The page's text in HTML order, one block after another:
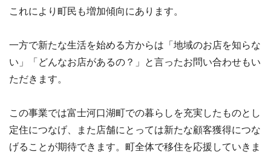
これにより町民も増加傾向にあります。
一方で新たな生活を始める方からは「地域のお店を知らな
い」「どんなお店があるの？」と言ったお問い合わせもい
ただきます。
この事業では富士河口湖町での暮らしを充実したものとし
定住につなげ、また店舗にとっては新たな顧客獲得につな
げることが期待できます。町全体で移住を応援していきま